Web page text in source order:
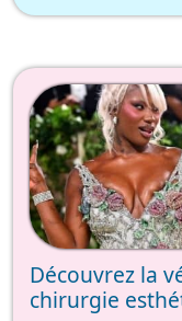
Découvrez la
chirurgie